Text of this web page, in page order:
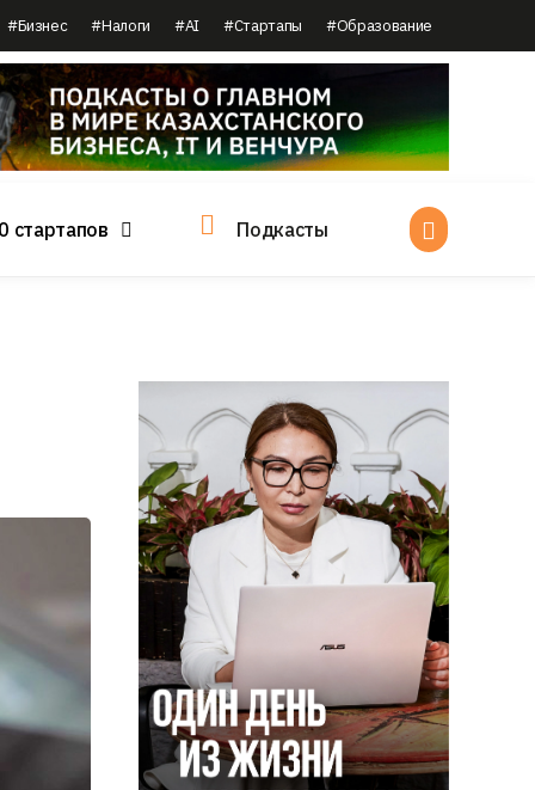
#Бизнес #Налоги #AI #Стартапы #Образование
стартапов Подкасты